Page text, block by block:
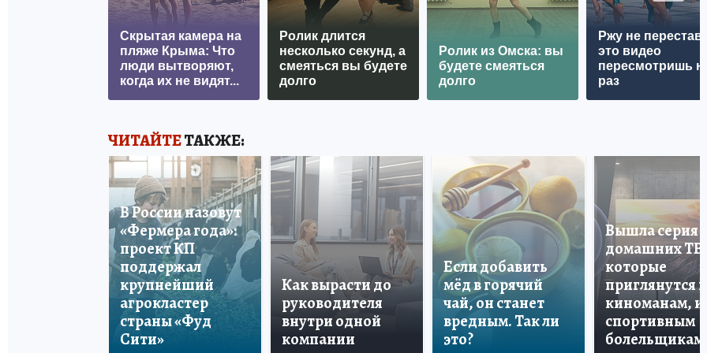
Скрытая камера на
пляже Крыма: Что
люди вытворяют,
когда их не видят...
Ролик длится
несколько секунд, а
смеяться вы будете
долго
Ролик из Омска: вы
будете смеяться
долго
Ржу не
это видео
пересмотришь не
раз
ЧИТАЙТЕТАКЖЕ:
В России назовут
«Фермера года»:
проект КП
поддержал
крупнейший
агрокластер
страны «Фуд
Сити»
Как вырасти до
руководителя
внутри одной
компании
Если добавить
мёд в горячий
чай, он станет
вредным. Так ли
это?
Вышла серия
домашних ТВ,
которые
приглянутся и
киноманам, и
спортивным
болельщикам